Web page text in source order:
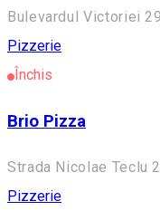
Bulevardul Victoriei
Pizzerie
Închis
Brio Pizza
Strada Nicolae Teclu
Pizzerie